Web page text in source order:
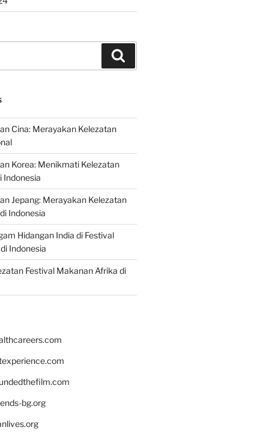
Cina: Merayakan Kelezatan
Korea: Menikmati Kelezatan
Indonesia
Jepang: Merayakan Kelezatan
Indonesia
Hidangan India di Festival
Indonesia
Festival Makanan Afrika di
bg.org